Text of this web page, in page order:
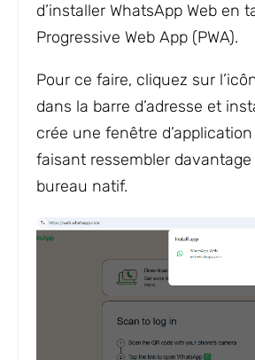
d’installer WhatsApp Web en
Progressive Web App (PWA).
Pour ce faire, cliquez sur
dans la barre d’adresse et
crée une fenêtre
faisant ressembler
bureau natif.